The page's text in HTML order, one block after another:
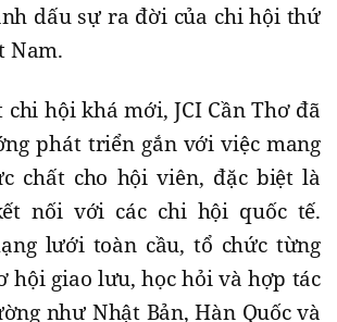
dấu sự ra đời của chi hội thứ
Nam.
hội khá mới, JCI Cần Thơ đã
phát triển gắn với việc mang
chất cho hội viên, đặc biệt là
nối với các chi hội quốc tế.
lưới toàn cầu, tổ chức từng
hội giao lưu, học hỏi và hợp tác
như Nhật Bản, Hàn Quốc và